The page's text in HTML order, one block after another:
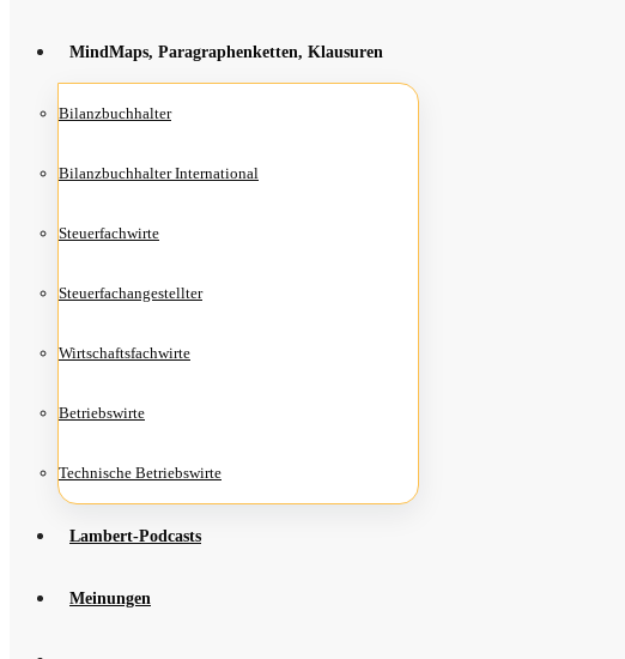
Mind­Maps, Para­gra­phen­ket­ten, Klausuren
Bilanz­buch­hal­ter
Bilanz­buch­hal­ter International
Steu­er­fach­wir­te
Steu­er­fach­an­ge­stell­ter
Wirt­schafts­fach­wir­te
Betriebs­wir­te
Tech­ni­sche Betriebswirte
Lam­­bert-Pod­­casts
Mei­nun­gen